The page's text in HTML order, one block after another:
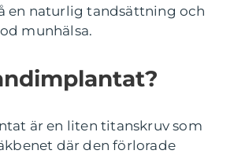
en naturlig tandsättning och
munhälsa.
är en liten titanskruv som
där den förlorade